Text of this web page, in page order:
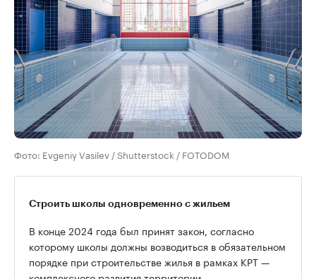
Фото: Evgeniy Vasilev / Shutterstock / FOTODOM
Строить школы одновременно с жильем
В конце 2024 года был принят закон, согласно
которому школы должны возводиться в обязательном
порядке при строительстве жилья в рамках КРТ —